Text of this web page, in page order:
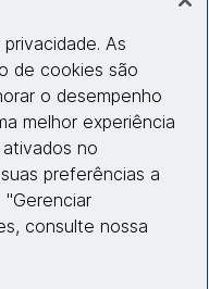
As
de cookies são
o desempenho
melhor experiência
no
preferências a
"Gerenciar
consulte nossa